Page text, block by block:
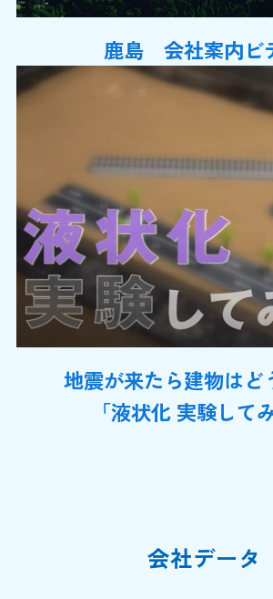
鹿島 会社案内ビ
地震が来たら建物はど
「液状化 実験して
会社データ